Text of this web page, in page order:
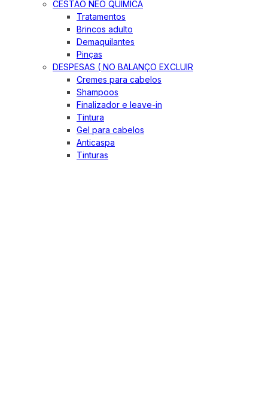
CESTÃO NEO QUIMICA
Tratamentos
Brincos adulto
Demaquilantes
Pinças
DESPESAS ( NO BALANÇO EXCLUIR
Cremes para cabelos
Shampoos
Finalizador e leave-in
Tintura
Gel para cabelos
Anticaspa
Tinturas